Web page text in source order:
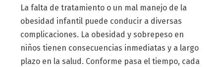
La falta de tratamiento o un mal manejo de la
obesidad infantil puede conducir a diversas
complicaciones. La obesidad y sobrepeso en
niños tienen consecuencias inmediatas y a largo
plazo en la salud. Conforme pasa el tiempo, cada